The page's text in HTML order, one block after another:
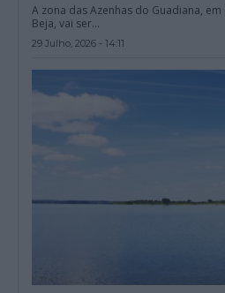
A zona das Azenhas do Guadiana,
Beja, vai ser...
29 Julho, 2026 - 14:11